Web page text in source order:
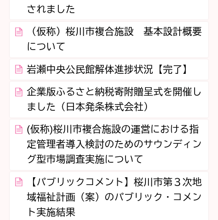
されました
（仮称）桜川市複合施設 基本設計概要
について
岩瀬中央公民館解体進捗状況【完了】
企業版ふるさと納税寄附贈呈式を開催し
ました（日本発条株式会社）
(仮称)桜川市複合施設の運営における指
定管理者導入検討のためのサウンディン
グ型市場調査実施について
【パブリックコメント】桜川市第３次地
域福祉計画（案）のパブリック・コメン
ト実施結果